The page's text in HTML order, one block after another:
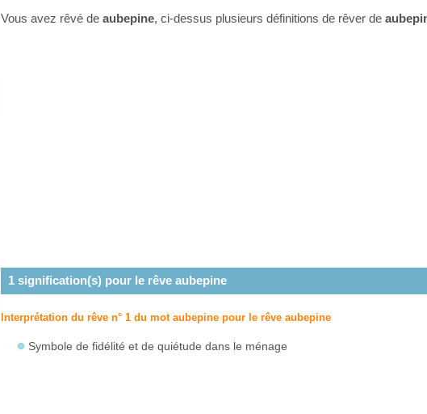
Vous avez rêvé deaubepine, ci-dessus plusieurs définitions de rêver de
1signification(s) pour le rêve aubepine
Interprétation du rêve n° 1 du mot aubepine pour le rêveaubepine
Symbole de fidélité et de quiétude dans le ménage